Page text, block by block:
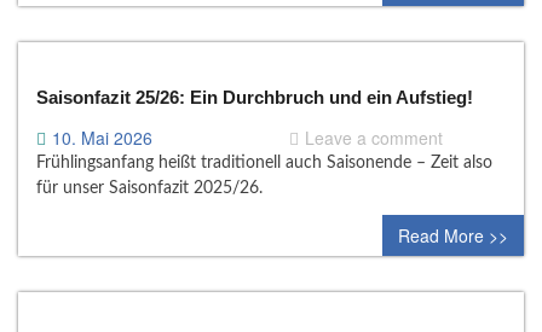
Saisonfazit 25/26: Ein Durchbruch und ein Aufstieg!
10. Mai 2026 Leave a comment
Frühlingsanfang heißt traditionell auch Saisonende – Zeit also
für unser Saisonfazit 2025/26.
Read More >>